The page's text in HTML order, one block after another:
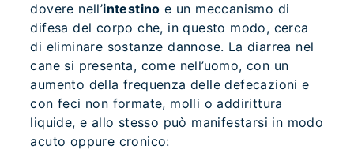
dovere nell’intestino e un meccanismo di
difesa del corpo che, in questo modo, cerca
di eliminare sostanze dannose. La diarrea nel
cane si presenta, come nell’uomo, con un
aumento della frequenza delle defecazioni e
con feci non formate, molli o addirittura
liquide, e allo stesso può manifestarsi in modo
acuto oppure cronico: